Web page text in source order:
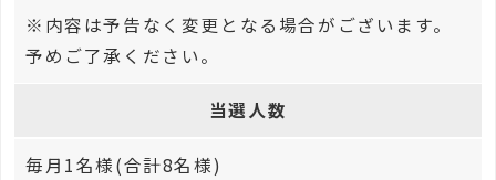
※内容は予告なく変更となる場合がございます。
予めご了承ください。
当選人数
毎月1名様(合計8名様)